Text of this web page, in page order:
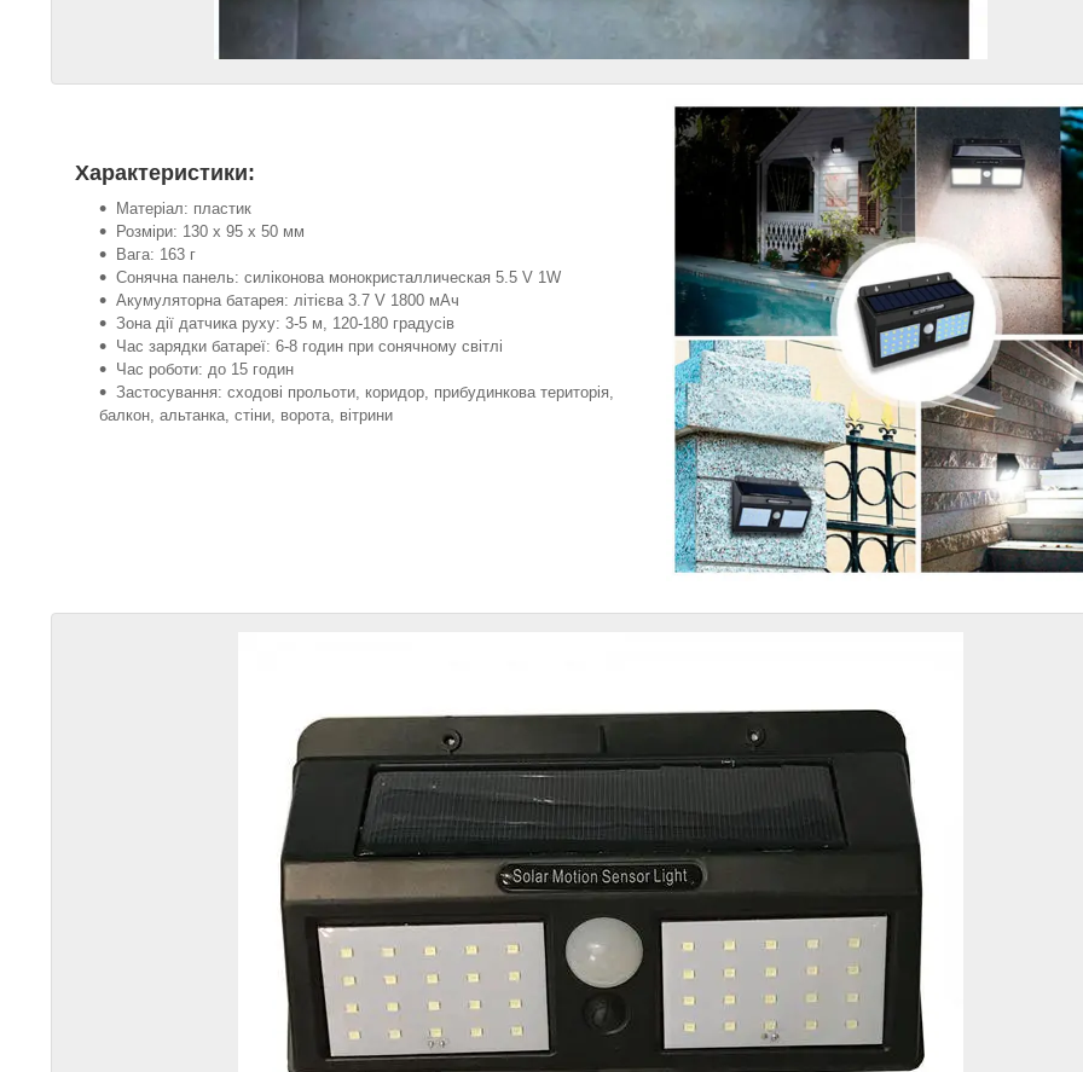
Характеристики:
Матеріал: пластик
Розміри: 130 х 95 х 50 мм
Вага: 163 г
Сонячна панель: силіконова монокристаллическая 5.5 V 1W
Акумуляторна батарея: літієва 3.7 V 1800 мАч
Зона дії датчика руху: 3-5 м, 120-180 градусів
Час зарядки батареї: 6-8 годин при сонячному світлі
Час роботи: до 15 годин
Застосування: сходові прольоти, коридор, прибудинкова територія,
балкон, альтанка, стіни, ворота, вітрини